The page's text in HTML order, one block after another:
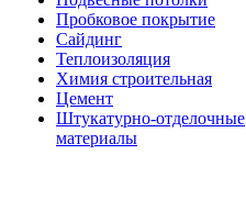
Пробковое покрытие
Сайдинг
Теплоизоляция
Химия строительная
Цемент
Штукатурно-отделочные
материалы